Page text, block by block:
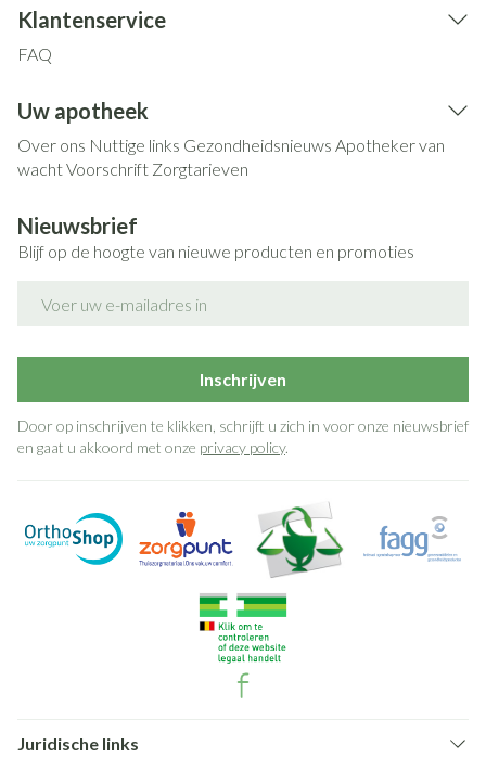
Klantenservice
FAQ
Uw apotheek
Over ons Nuttige links Gezondheidsnieuws Apotheker van
wachtVoorschrift Zorgtarieven
Nieuwsbrief
Blijf op de hoogte van nieuwe producten en promoties
Inschrijven
Door op inschrijven te klikken, schrijft u zich in voor onze nieuwsbrief
en gaat u akkoord met onze privacy policy.
Juridische links